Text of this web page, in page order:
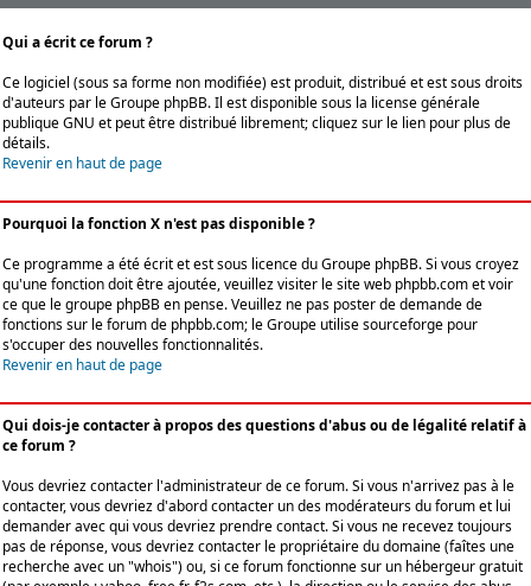
Qui a écrit ce forum ?
Ce logiciel (sous sa forme non modifiée) est produit, distribué et est sous droits
d'auteurs par leGroupe phpBB. Il est disponible sous la license générale
publique GNU et peut être distribué librement; cliquez sur le lien pour plus de
détails.
Revenir en haut de page
Pourquoi la fonction X n'est pas disponible ?
Ce programme a été écrit et est sous licence du Groupe phpBB. Si vous croyez
qu'une fonction doit être ajoutée, veuillez visiter le site web phpbb.com et voir
ce que le groupe phpBB en pense. Veuillez ne pas poster de demande de
fonctions sur le forum de phpbb.com; le Groupe utilise sourceforge pour
s'occuper des nouvelles fonctionnalités.
Revenir en haut de page
Qui dois-je contacter à propos des questions d'abus ou de légalité relatif à
ce forum ?
Vous devriez contacter l'administrateur de ce forum. Si vous n'arrivez pas à le
contacter, vous devriez d'abord contacter un des modérateurs du forum et lui
demander avec qui vous devriez prendre contact. Si vous ne recevez toujours
pas de réponse, vous devriez contacter le propriétaire du domaine (faîtes une
recherche avec un "whois") ou, si ce forum fonctionne sur un hébergeur gratuit